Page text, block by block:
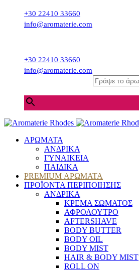
+30 22410 33660
info@aromaterie.com
+30 22410 33660
info@aromaterie.com
ΑΡΩΜΑΤΑ
ΑΝΔΡΙΚΑ
ΓΥΝΑΙΚΕΙΑ
ΠΑΙΔΙΚΑ
PREMIUM ΑΡΩΜΑΤΑ
ΠΡΟΪΟΝΤΑ ΠΕΡΙΠΟΙΗΣΗΣ
ΑΝΔΡΙΚΑ
ΚΡΕΜΑ ΣΩΜΑΤΟΣ
ΑΦΡΟΛΟΥΤΡΟ
AFTERSHAVE
BODY BUTTER
BODY OIL
BODY MIST
HAIR & BODY MIST
ROLL ON